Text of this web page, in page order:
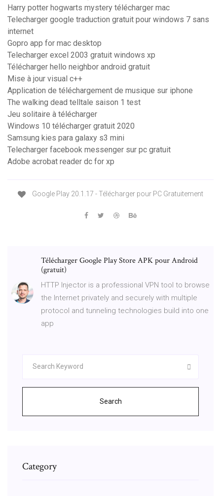
Harry potter hogwarts mystery télécharger mac
Telecharger google traduction gratuit pour windows 7 sans
internet
Gopro app for mac desktop
Telecharger excel 2003 gratuit windows xp
Télécharger hello neighbor android gratuit
Mise à jour visual c++
Application de téléchargement de musique sur iphone
The walking dead telltale saison 1 test
Jeu solitaire à télécharger
Windows 10 télécharger gratuit 2020
Samsung kies para galaxy s3 mini
Telecharger facebook messenger sur pc gratuit
Adobe acrobat reader dc for xp
Google Play 20.1.17 - Télécharger pour PC Gratuitement
Télécharger Google Play Store APK pour Android
(gratuit)
HTTP Injector is a professional VPN tool to browse
the Internet privately and securely with multiple
protocol and tunneling technologies build into one
app
Search
Category